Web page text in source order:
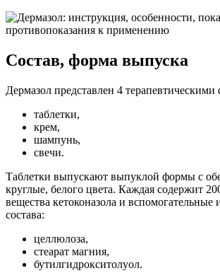
Состав, форма выпуска
Дермазол представлен 4
таблетки,
крем,
шампунь,
свечи.
Таблетки выпускают выпуклой формы с
круглые, белого цвета. Каждая содержит
вещества кетоконазола и вспомогательные
состава:
целлюлоза,
стеарат магния,
бутилгидрокситолуол.